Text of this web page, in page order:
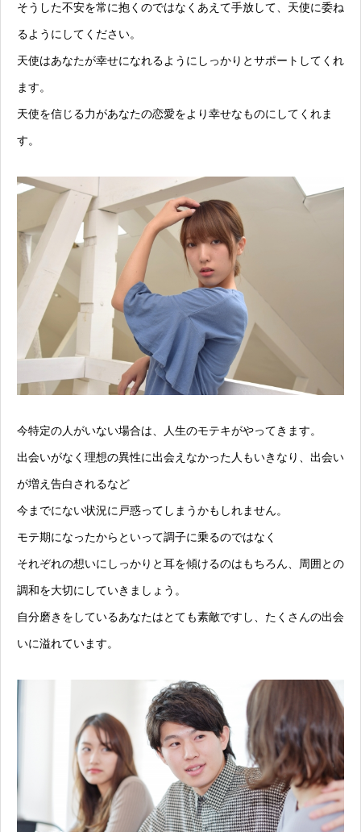
そうした不安を常に抱くのではなくあえて手放して、天使に委ね
るようにしてください。
天使はあなたが幸せになれるようにしっかりとサポートしてくれ
ます。
天使を信じる力があなたの恋愛をより幸せなものにしてくれま
す。
今特定の人がいない場合は、人生のモテキがやってきます。
出会いがなく理想の異性に出会えなかった人もいきなり、出会い
が増え告白されるなど
今までにない状況に戸惑ってしまうかもしれません。
モテ期になったからといって調子に乗るのではなく
それぞれの想いにしっかりと耳を傾けるのはもちろん、周囲との
調和を大切にしていきましょう。
自分磨きをしているあなたはとても素敵ですし、たくさんの出会
いに溢れています。